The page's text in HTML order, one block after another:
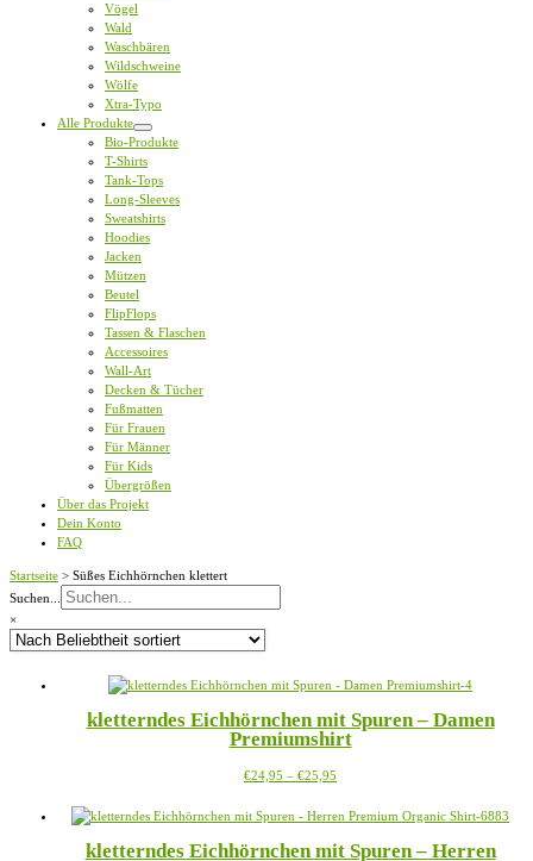
Vögel
Wald
Waschbären
Wildschweine
Wölfe
Xtra-Typo
Alle Produkte
Bio-Produkte
T-Shirts
Tank-Tops
Long-Sleeves
Sweatshirts
Hoodies
Jacken
Mützen
Beutel
FlipFlops
Tassen & Flaschen
Accessoires
Wall-Art
Decken & Tücher
Fußmatten
Für Frauen
Für Männer
Für Kids
Übergrößen
Über das Projekt
Dein Konto
FAQ
Startseite > Süßes Eichhörnchen klettert
kletterndes Eichhörnchen mit Spuren – Damen
Premiumshirt
€24,95 – €25,95
bis
weist
Varianten
kletterndes Eichhörnchen mit Spuren – Herren
Suchen...
×